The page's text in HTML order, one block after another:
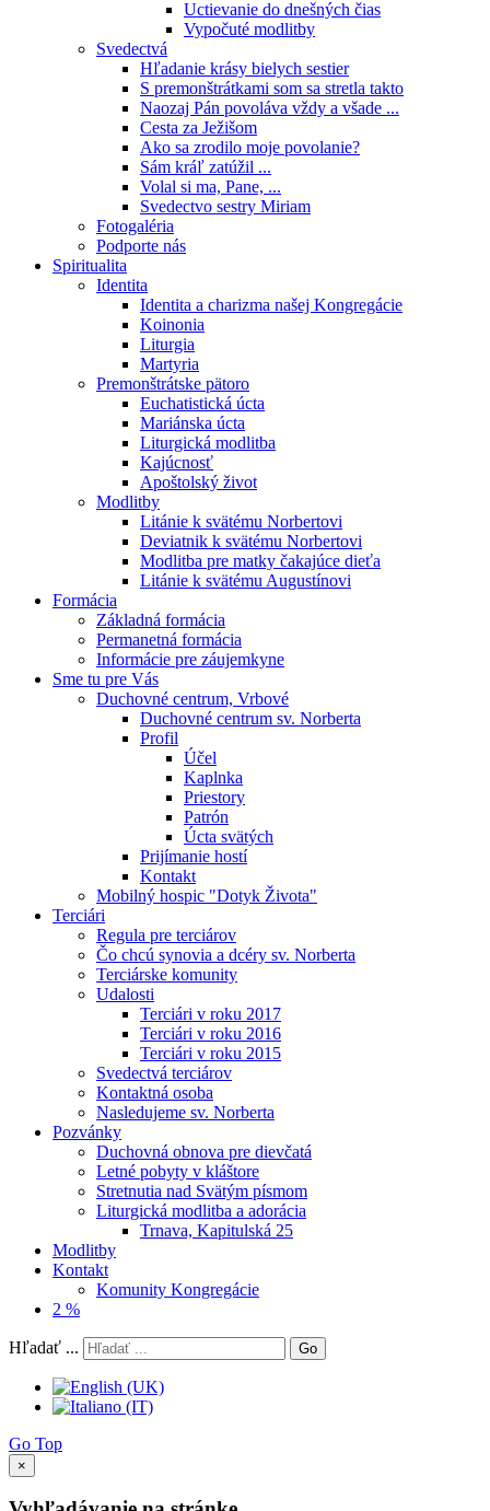
Uctievanie do dnešných čias
Vypočuté modlitby
Svedectvá
Hľadanie krásy bielych sestier
S premonštrátkami som sa stretla takto
Naozaj Pán povoláva vždy a všade ...
Cesta za Ježišom
Ako sa zrodilo moje povolanie?
Sám kráľ zatúžil ...
Volal si ma, Pane, ...
Svedectvo sestry Miriam
Fotogaléria
Podporte nás
Spiritualita
Identita
Identita a charizma našej Kongregácie
Koinonia
Liturgia
Martyria
Premonštrátske pätoro
Euchatistická úcta
Mariánska úcta
Liturgická modlitba
Kajúcnosť
Apoštolský život
Modlitby
Litánie k svätému Norbertovi
Deviatnik k svätému Norbertovi
Modlitba pre matky čakajúce dieťa
Litánie k svätému Augustínovi
Formácia
Základná formácia
Permanetná formácia
Informácie pre záujemkyne
Sme tu pre Vás
Duchovné centrum, Vrbové
Duchovné centrum sv. Norberta
Profil
Účel
Kaplnka
Priestory
Patrón
Úcta svätých
Prijímanie hostí
Kontakt
Mobilný hospic "Dotyk Života"
Terciári
Regula pre terciárov
Čo chcú synovia a dcéry sv. Norberta
Terciárske komunity
Udalosti
Terciári v roku 2017
Terciári v roku 2016
Terciári v roku 2015
Svedectvá terciárov
Kontaktná osoba
Nasledujeme sv. Norberta
Pozvánky
Duchovná obnova pre dievčatá
Letné pobyty v kláštore
Stretnutia nad Svätým písmom
Liturgická modlitba a adorácia
Trnava, Kapitulská 25
Modlitby
Kontakt
Komunity Kongregácie
2 %
Hľadať ... Go
Go Top
×